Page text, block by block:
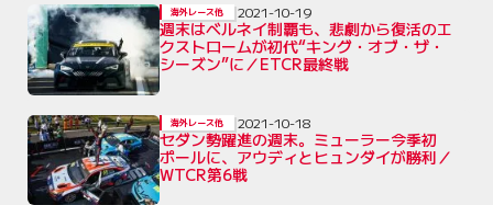
週末はベルネイ制覇も、悲劇から復活のエ
クストロームが初代“キング・オブ・ザ・
シーズン”に／ETCR最終戦
海外レース他 2021-10-19
セダン勢躍進の週末。ミューラー今季初
ポールに、アウディとヒュンダイが勝利／
WTCR第6戦
海外レース他 2021-10-18